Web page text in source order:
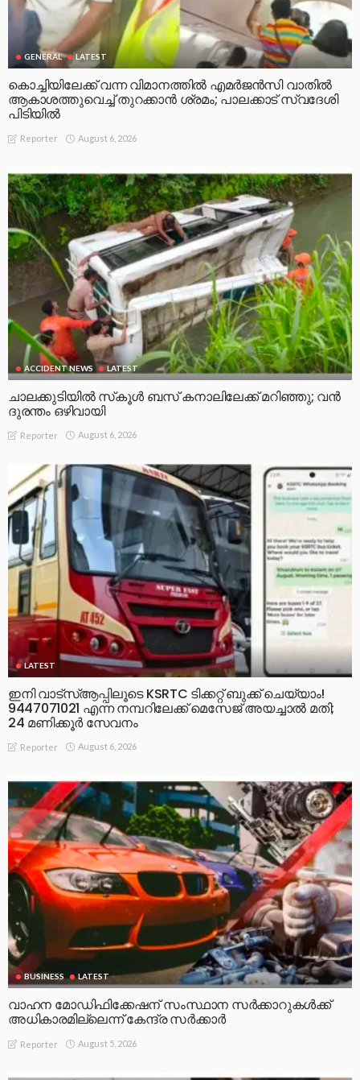
GENERAL LATEST
കൊച്ചിയിലേക്ക് വന്ന വിമാനത്തിൽ എമർജൻസി വാതിൽ
ആകാശത്തുവെച്ച് തുറക്കാൻ ശ്രമം; പാലക്കാട് സ്വദേശി
പിടിയിൽ
Reporter August 6, 2026
ACCIDENT NEWS LATEST
ചാലക്കുടിയിൽ സ്‌കൂൾ ബസ് കനാലിലേക്ക് മറിഞ്ഞു; വൻ
ദുരന്തം ഒഴിവായി
Reporter August 6, 2026
LATEST
ഇനി വാട്‌സ്ആപ്പിലൂടെ KSRTC ടിക്കറ്റ് ബുക്ക് ചെയ്യാം!
9447071021 എന്ന നമ്പറിലേക്ക് മെസേജ് അയച്ചാൽ മതി;
24 മണിക്കൂർ സേവനം
Reporter August 6, 2026
BUSINESS LATEST
വാഹന മോഡിഫിക്കേഷന് സംസ്ഥാന സർക്കാറുകൾക്ക്
അധികാരമില്ലെന്ന് കേന്ദ്ര സർക്കാർ
Reporter August 5, 2026